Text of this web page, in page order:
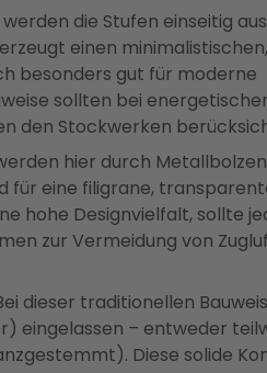
die Stufen einseitig
einen minimalistischen,
besonders gut für moderne
sollten bei
den Stockwerken
hier durch
für eine filigrane,
hohe Designvielfalt, sollte
zur Vermeidung von
dieser traditionellen
eingelassen – entweder
Diese solide